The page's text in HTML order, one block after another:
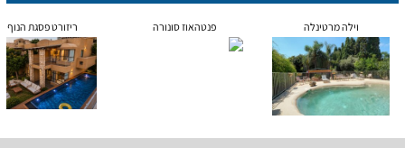
וילה מרטינלה פנטהאוז סונורה ריזורט פסגת הנוף